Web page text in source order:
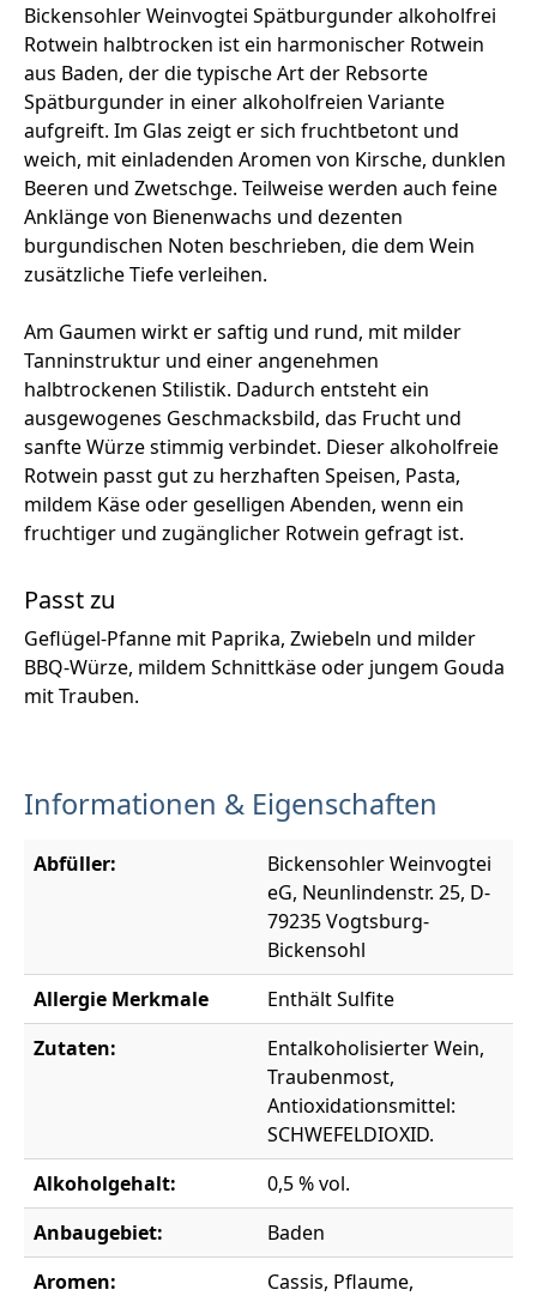
Bickensohler Weinvogtei Spätburgunder alkoholfrei
Rotwein halbtrocken ist ein harmonischer Rotwein
aus Baden, der die typische Art der Rebsorte
Spätburgunder in einer alkoholfreien Variante
aufgreift. Im Glas zeigt er sich fruchtbetont und
weich, mit einladenden Aromen von Kirsche, dunklen
Beeren und Zwetschge. Teilweise werden auch feine
Anklänge von Bienenwachs und dezenten
burgundischen Noten beschrieben, die dem Wein
zusätzliche Tiefe verleihen.
Am Gaumen wirkt er saftig und rund, mit milder
Tanninstruktur und einer angenehmen
halbtrockenen Stilistik. Dadurch entsteht ein
ausgewogenes Geschmacksbild, das Frucht und
sanfte Würze stimmig verbindet. Dieser alkoholfreie
Rotwein passt gut zu herzhaften Speisen, Pasta,
mildem Käse oder geselligen Abenden, wenn ein
fruchtiger und zugänglicher Rotwein gefragt ist.
Passt zu
Geflügel-Pfanne mit Paprika, Zwiebeln und milder
BBQ-Würze, mildem Schnittkäse oder jungem Gouda
mit Trauben.
Informationen & Eigenschaften
Abfüller:
Bickensohler Weinvogtei
eG, Neunlindenstr. 25, D-
79235 Vogtsburg-
Bickensohl
Allergie Merkmale
Enthält Sulfite
Zutaten:
Entalkoholisierter Wein,
Traubenmost,
Antioxidationsmittel:
SCHWEFELDIOXID.
Alkoholgehalt:
0,5 % vol.
Anbaugebiet:
Baden
Aromen:
Cassis, Pflaume,